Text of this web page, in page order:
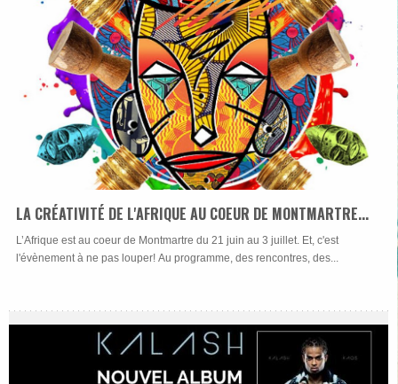
LA CRÉATIVITÉ DE L'AFRIQUE AU COEUR DE MONTMARTRE...
L’Afrique est au coeur de Montmartre du 21 juin au 3 juillet. Et, c'est
l'évènement à ne pas louper! Au programme, des rencontres, des...